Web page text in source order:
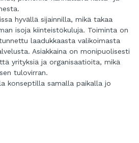
hyvällä sijainnilla, mikä takaa
isoja kiinteistökuluja. Toiminta on
laadukkaasta valikoimasta
Asiakkaina on monipuolisesti
yrityksiä ja organisaatioita, mikä
tulovirran.
konseptilla samalla paikalla jo
vahvasta brändistä ja
jatkaa ja kehittää
– esimerkiksi laajentamalla